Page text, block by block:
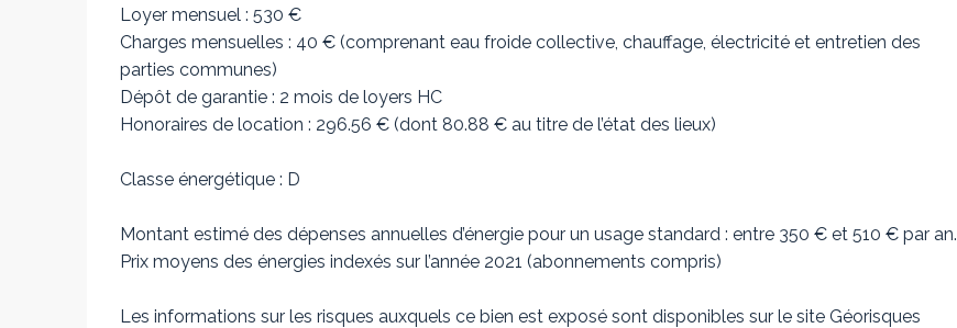
Loyer mensuel : 530 €
Charges mensuelles : 40 € (comprenant eau froide collective, chauffage, électricité et entretien des
parties communes)
Dépôt de garantie : 2 mois de loyers HC
Honoraires de location : 296.56 € (dont 80.88 € au titre de l’état des lieux)
Classe énergétique : D
Montant estimé des dépenses annuelles d’énergie pour un usage standard : entre 350 € et 510 € par an.
Prix moyens des énergies indexés sur l’année 2021 (abonnements compris)
Les informations sur les risques auxquels ce bien est exposé sont disponibles sur le site Géorisques